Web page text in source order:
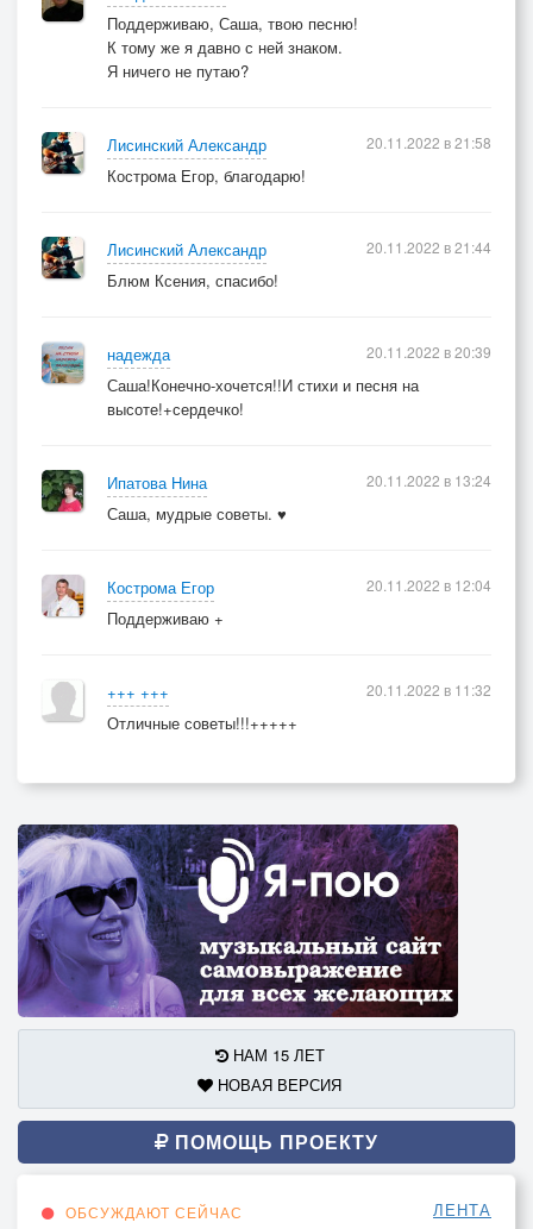
Поддерживаю, Саша, твою песню!
К тому же я давно с ней знаком.
Я ничего не путаю?
Лисинский Александр
Кострома Егор, благодарю!
20.11.2022 в 21:58
Лисинский Александр
Блюм Ксения, спасибо!
20.11.2022 в 21:44
надежда
Саша!Конечно-хочется!!И стихи и песня на
высоте!+сердечко!
20.11.2022 в 20:39
Ипатова Нина
Саша, мудрые советы. ♥
20.11.2022 в 13:24
Кострома Егор
Поддерживаю +
20.11.2022 в 12:04
+++ +++
Отличные советы!!!+++++
20.11.2022 в 11:32
НАМ 15 ЛЕТ
НОВАЯ ВЕРСИЯ
ПОМОЩЬ ПРОЕКТУ
ОБСУЖДАЮТ СЕЙЧАС ЛЕНТА